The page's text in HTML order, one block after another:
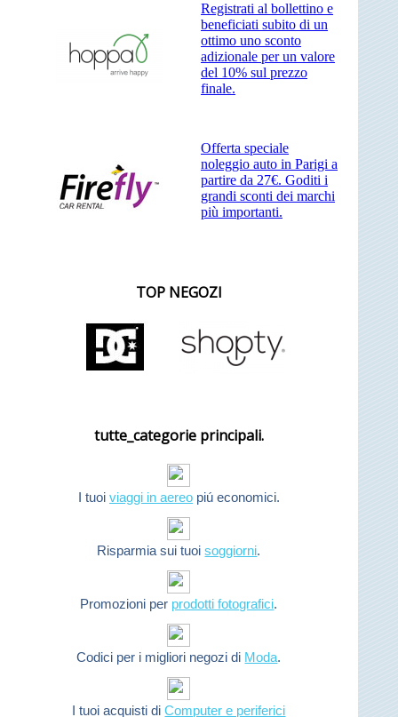
Registrati al bollettino e
beneficiati subito di un
ottimo uno sconto
adizionale per un valore
del 10% sul prezzo
finale.
Offerta speciale
noleggio auto in Parigi a
partire da 27€. Goditi i
grandi sconti dei marchi
più importanti.
TOP NEGOZI
tutte_categorie principali.
I tuoi viaggi in aereopiú economici.
Risparmia sui tuoisoggiorni.
Promozioni per prodotti fotografici.
Codici per i migliori negozi di Moda.
I tuoi acquisti diComputer e periferici